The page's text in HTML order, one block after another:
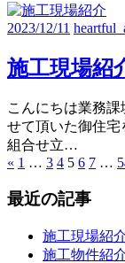
2023/12/11
施工現場紹
こんにちは業務
せて頂いた御住
組合せ立…
投
稿
« 前
記
1 … 3 4 5 6 7 …
最近の記事
施工現場紹
施工物件紹